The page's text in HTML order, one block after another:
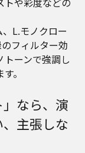
L.モノクロー
フィルター効
ーンで強調し
。
なら、演
主張しな